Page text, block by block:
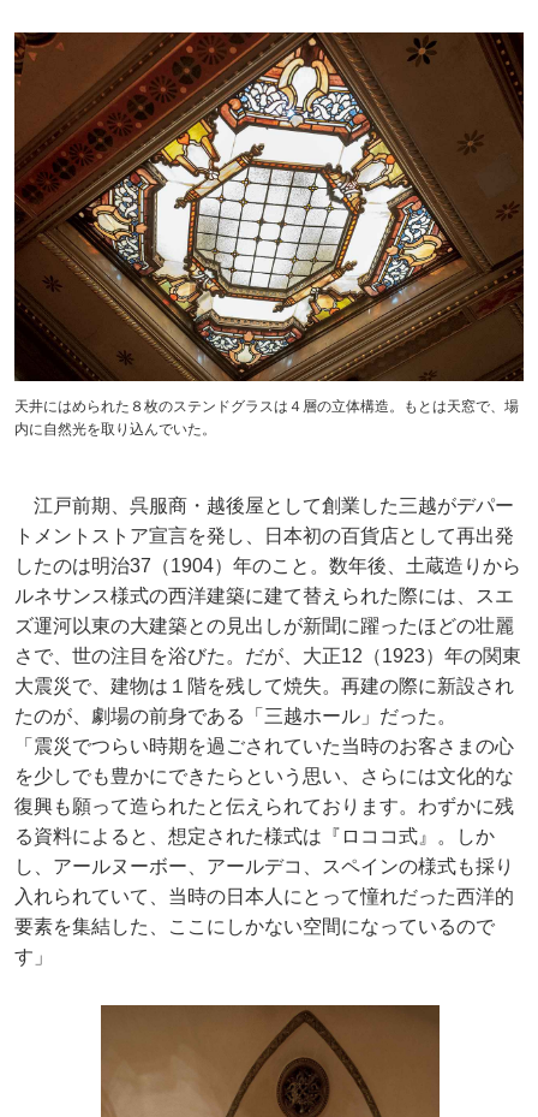
天井にはめられた８枚のステンドグラスは４層の立体構造。もとは天窓で、場
内に自然光を取り込んでいた。
江戸前期、呉服商・越後屋として創業した三越がデパー
トメントストア宣言を発し、日本初の百貨店として再出発
したのは明治37（1904）年のこと。数年後、土蔵造りから
ルネサンス様式の西洋建築に建て替えられた際には、スエ
ズ運河以東の大建築との見出しが新聞に躍ったほどの壮麗
さで、世の注目を浴びた。だが、大正12（1923）年の関東
大震災で、建物は１階を残して焼失。再建の際に新設され
たのが、劇場の前身である「三越ホール」だった。
「震災でつらい時期を過ごされていた当時のお客さまの心
を少しでも豊かにできたらという思い、さらには文化的な
復興も願って造られたと伝えられております。わずかに残
る資料によると、想定された様式は『ロココ式』。しか
し、アールヌーボー、アールデコ、スペインの様式も採り
入れられていて、当時の日本人にとって憧れだった西洋的
要素を集結した、ここにしかない空間になっているので
す」